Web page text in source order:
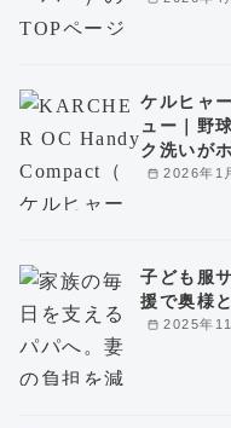
2026年1
ケルヒャ
ュー｜野
ク洗いが
2025年
子ども服
援で奥様